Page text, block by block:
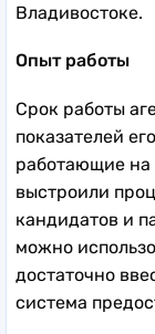
Владивостоке.
Опыт работы
Срок работы
показателей
работающие на
выстроили
кандидатов и
можно
достаточно
система